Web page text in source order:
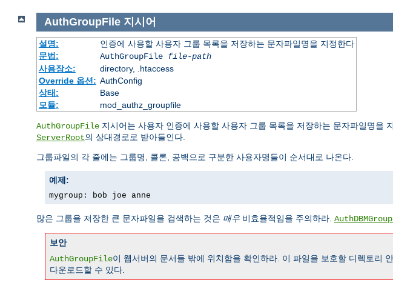
AuthGroupFile 지시어
설명:
인증에 사용할 사용자 그룹 목록을 저장하는 문자파일명을 지정한다
문법:
AuthGroupFile file-path
사용장소:
directory, .htaccess
Override 옵션: AuthConfig
상태:
Base
모듈:
mod_authz_groupfile
AuthGroupFile 지시어는 사용자 인증에 사용할 사용자 그룹 목록을 저장하는 문자파일명을
ServerRoot의 상대경로로 받아들인다.
그룹파일의 각 줄에는 그룹명, 콜론, 공백으로 구분한 사용자명들이 순서대로 나온다.
예제:
mygroup: bob joe anne
많은 그룹을 저장한 큰 문자파일을 검색하는 것은 매우 비효율적임을 주의하라.
보안
AuthGroupFile이 웹서버의 문서들 밖에 위치함을 확인하라. 이 파일을 보호할 디렉토리
다운로드할 수 있다.